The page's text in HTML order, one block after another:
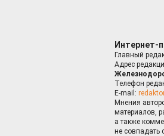
Интернет-
Главный
Адрес
Телефон
E-mail:
Мнения
материалов,
а также
не совпадать